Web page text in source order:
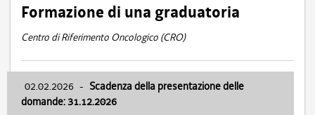
Formazione di una graduatoria
Centro di Riferimento Oncologico (CRO)
02.02.2026 - Scadenza della presentazione delle
domande: 31.12.2026